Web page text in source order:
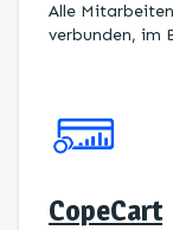
Alle
verbunden, im
CopeCart